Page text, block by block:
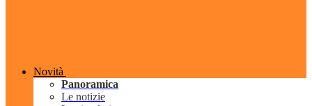
Novità
Panoramica
Le notizie